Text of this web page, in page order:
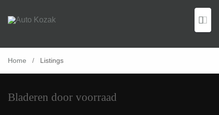
Home / Listings
Bladeren door voorraad